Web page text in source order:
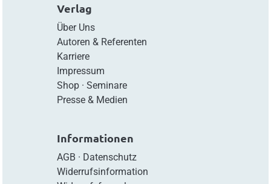
Verlag
Über Uns
Autoren & Referenten
Karriere
Impressum
Shop· Seminare
Presse & Medien
Informationen
AGB · Datenschutz
Widerrufsinformation